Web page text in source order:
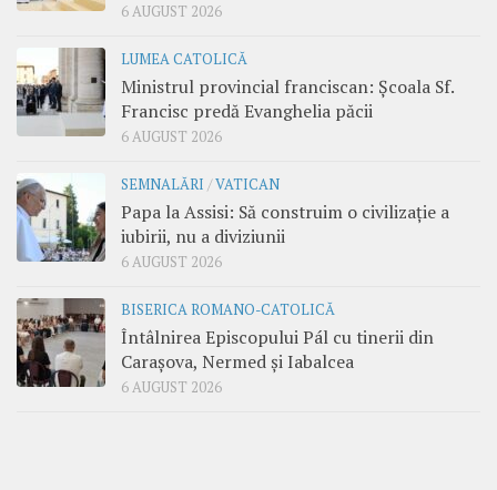
6 AUGUST 2026
LUMEA CATOLICĂ
Ministrul provincial franciscan: Școala Sf.
Francisc predă Evanghelia păcii
6 AUGUST 2026
SEMNALĂRI /VATICAN
Papa la Assisi: Să construim o civilizație a
iubirii, nu a diviziunii
6 AUGUST 2026
BISERICA ROMANO-CATOLICĂ
Întâlnirea Episcopului Pál cu tinerii din
Carașova, Nermed și Iabalcea
6 AUGUST 2026